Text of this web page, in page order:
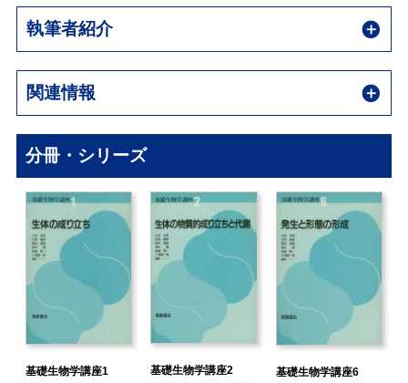
執筆者紹介
関連情報
分冊・シリーズ
基礎生物学講座1
基礎生物学講座2
基礎生物学講座6